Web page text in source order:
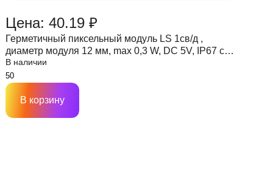
Цена: 40.19 ₽
Герметичный пиксельный модуль LS 1св/д ,
диаметр модуля 12 мм, max 0,3 W, DC 5V, IP67 с
чипом 6803
В наличии
В корзину